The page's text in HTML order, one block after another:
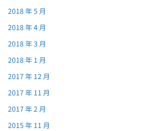
2018 年 5 月
2018 年 4 月
2018 年 3 月
2018 年 1 月
2017 年 12 月
2017 年 11 月
2017 年 2 月
2015 年 11 月